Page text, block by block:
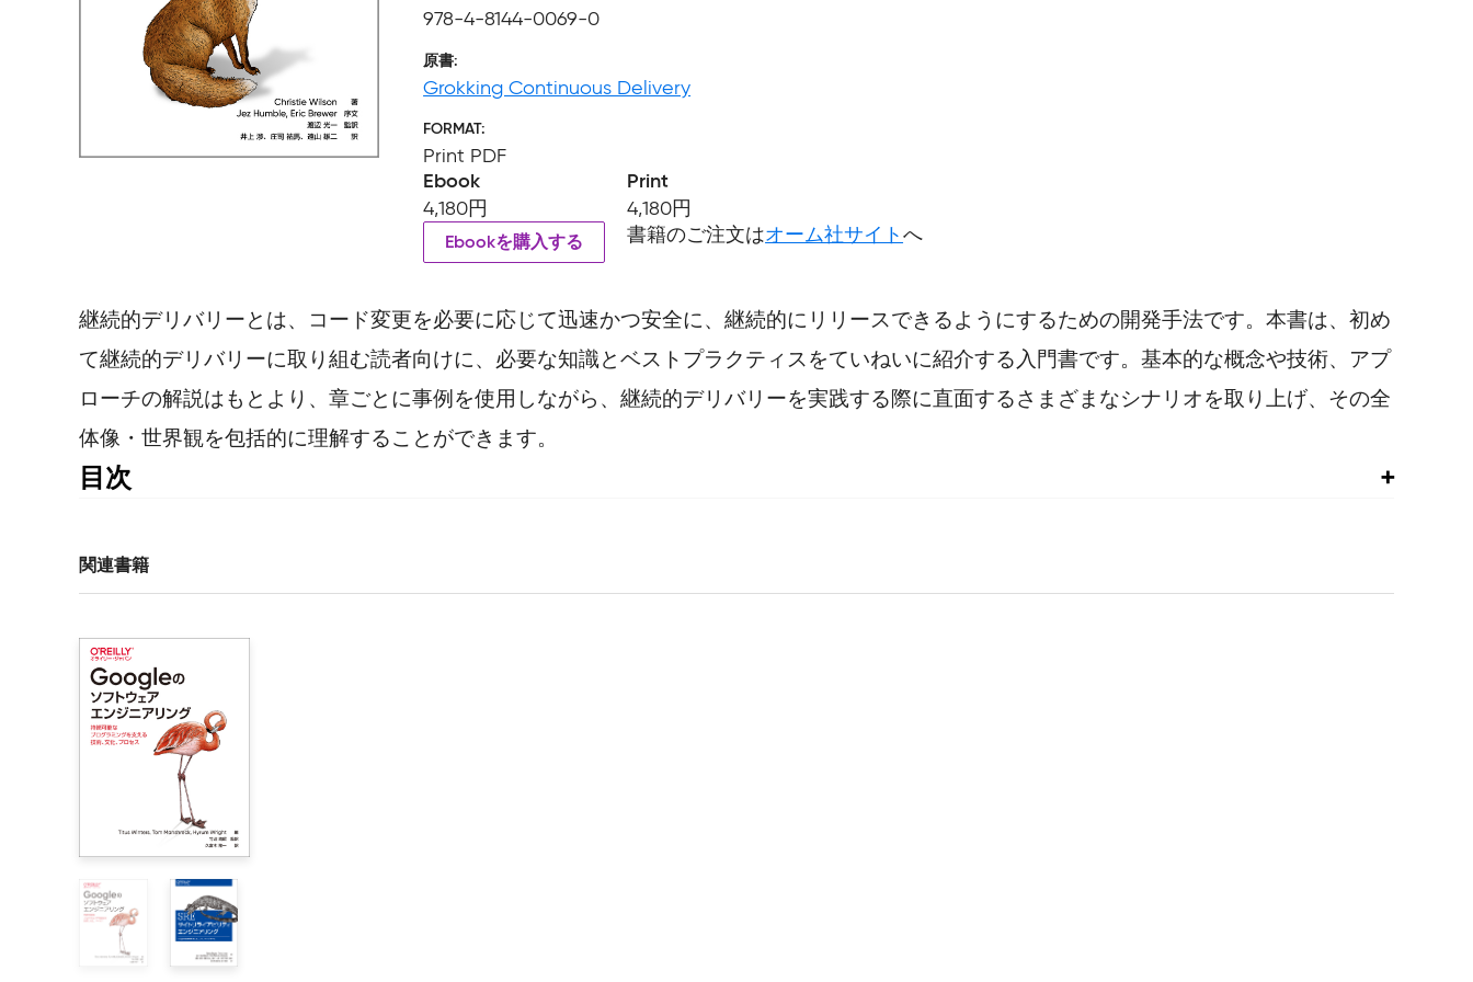
978-4-8144-0069-0
原書
Grokking Continuous Delivery
FORMAT
Print PDF
Ebook
4,180円
Ebookを購入する
Print
4,180円
書籍のご注文はオーム社サイトへ
継続的デリバリーとは、コード変更を必要に応じて迅速かつ安全に、継続的にリリースできるようにするための開発手法です。本書は、初め
て継続的デリバリーに取り組む読者向けに、必要な知識とベストプラクティスをていねいに紹介する入門書です。基本的な概念や技術、アプ
ローチの解説はもとより、章ごとに事例を使用しながら、継続的デリバリーを実践する際に直面するさまざまなシナリオを取り上げ、その全
体像・世界観を包括的に理解することができます。
目次
第1部　継続的デリバリーとは
1章　『入門 継続的デリバリー』へようこそ
    1.1　継続的デリバリーは必要？
    1.2　なぜ継続的デリバリー？
    1.3　継続的デリバリーとは
    1.4　インテグレーション
    1.5　継続的インテグレーション
    1.6　何をデリバリーするのか？
    1.7　デリバリー
    1.9　継続的デリバリーの要素
    1.10　総括
    1.11　まとめ
関連書籍